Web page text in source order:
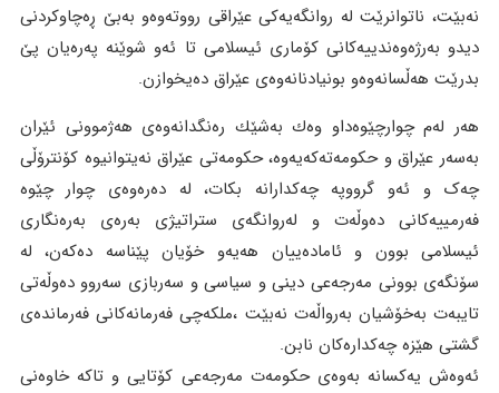
نەبێت، ناتوانرێت لە روانگەیەکی عێراقی رووتەوەو بەبێ ڕەچاوکردنی
دیدو بەرژەوەندییەکانی کۆماری ئیسلامی تا ئەو شوێنە پەرەیان پێ
بدرێت هەڵسانەوەو بونیادنانەوەی عێراق دەیخوازن.
هەر لەم چوارچێوەداو وەك بەشێك رەنگدانەوەی هەژموونی ئێران
بەسەر عێراق و حکومەتەکەیەوە، حکومەتی عێراق نەیتوانیوە کۆنترۆڵی
چەک و ئەو گرووپە چەکدارانە بکات، لە دەرەوەی چوار چێوە
فەرمییەکانی دەوڵەت و لەروانگەی ستراتیژی بەرەی بەرەنگاری
ئیسلامی بوون و ئامادەییان هەیەو خۆیان پێناسە دەکەن، لە
سۆنگەی بوونی مەرجەعی دینی و سیاسی و سەربازی سەروو دەوڵەتی
تایبەت بەخۆشیان بەرواڵەت نەبێت ،ملکەچی فەرمانەکانی فەرماندەی
گشتی هێزە چەکدارەکان نابن.
ئەوەش یەکسانە بەوەی حکومەت مەرجەعی کۆتایی و تاکە خاوەنی